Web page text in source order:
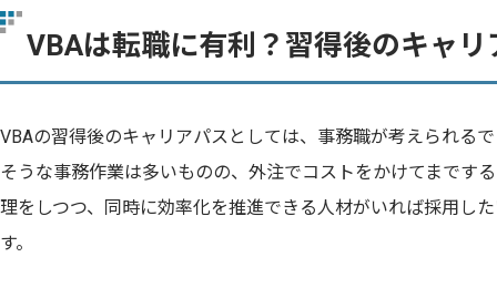
VBAは転職に有利？習得後のキャリ
VBAの習得後のキャリアパスとしては、事務職が考えられる
そうな事務作業は多いものの、外注でコストをかけてまです
理をしつつ、同時に効率化を推進できる人材がいれば採用し
す。